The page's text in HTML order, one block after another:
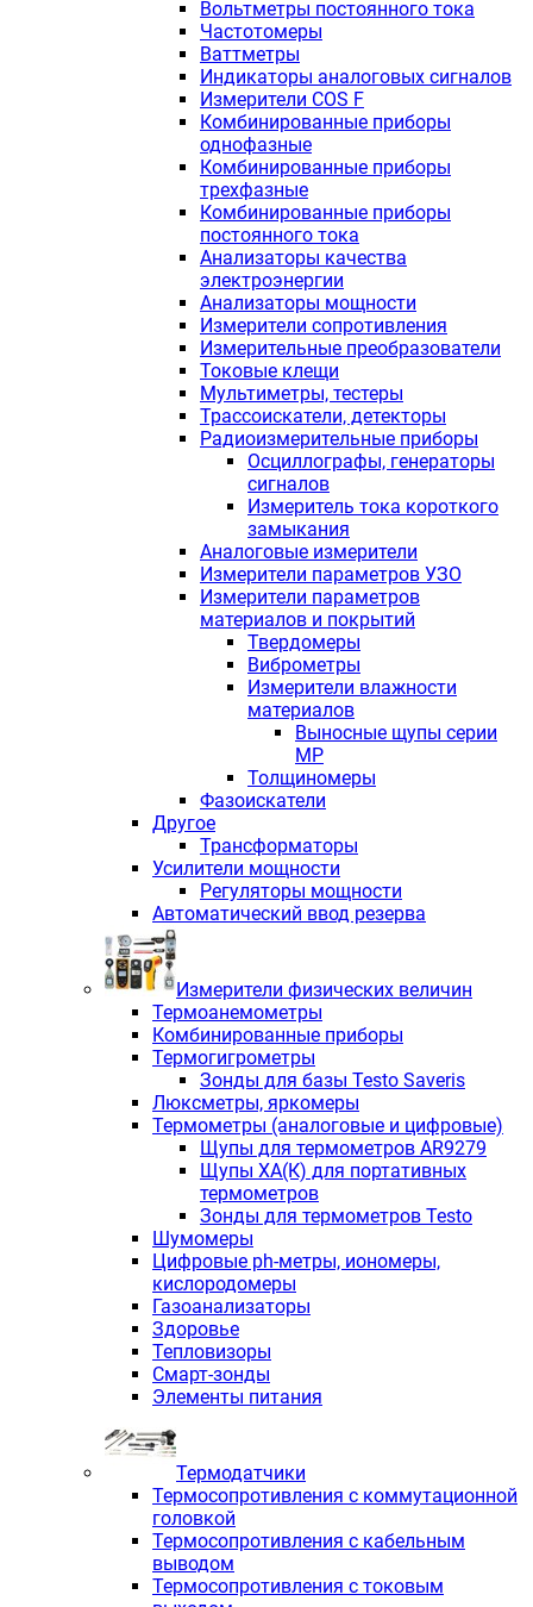
Вольтметры постоянного тока
Частотомеры
Ваттметры
Индикаторы аналоговых сигналов
Измерители COS F
Комбинированные приборы
однофазные
Комбинированные приборы
трехфазные
Комбинированные приборы
постоянного тока
Анализаторы качества
электроэнергии
Анализаторы мощности
Измерители сопротивления
Измерительные преобразователи
Токовые клещи
Мультиметры, тестеры
Трассоискатели, детекторы
Радиоизмерительные приборы
Осциллографы, генераторы
сигналов
Измеритель тока короткого
замыкания
Аналоговые измерители
Измерители параметров УЗО
Измерители параметров
материалов и покрытий
Твердомеры
Виброметры
Измерители влажности
материалов
Выносные щупы серии
МР
Толщиномеры
Фазоискатели
Другое
Трансформаторы
Усилители мощности
Регуляторы мощности
Автоматический ввод резерва
Измерители физических величин
Термоанемометры
Комбинированные приборы
Термогигрометры
Зонды для базы Testo Saveris
Люксметры, яркомеры
Термометры (аналоговые и цифровые)
Щупы для термометров AR9279
Щупы ХА(К) для портативных
термометров
Зонды для термометров Testo
Шумомеры
Цифровые ph-метры, иономеры,
кислородомеры
Газоанализаторы
Здоровье
Тепловизоры
Смарт-зонды
Элементы питания
Термодатчики
Термосопротивления с коммутационной
головкой
Термосопротивления с кабельным
выводом
Термосопротивления с токовым